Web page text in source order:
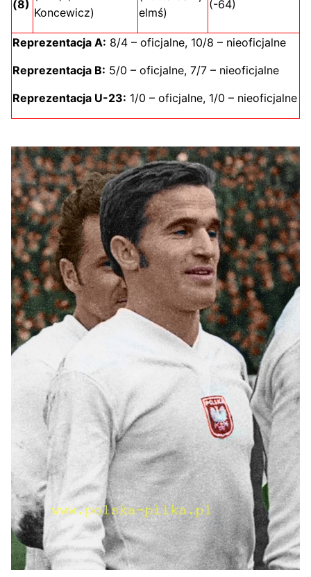
(8)
Koncewicz)
elmś)
(-64)
Reprezentacja A: 8/4 – oficjalne, 10/8 – nieoficjalne
Reprezentacja B: 5/0 – oficjalne, 7/7 – nieoficjalne
Reprezentacja U-23: 1/0 – oficjalne, 1/0 – nieoficjalne